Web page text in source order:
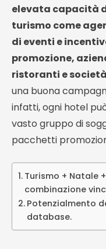
elevata capacità
turismo come
di eventi e
promozione,
ristoranti e
una buona
infatti, ogni hotel
vasto gruppo di
pacchetti
Turismo + Natale
combinazione
Potenzialmento
database.